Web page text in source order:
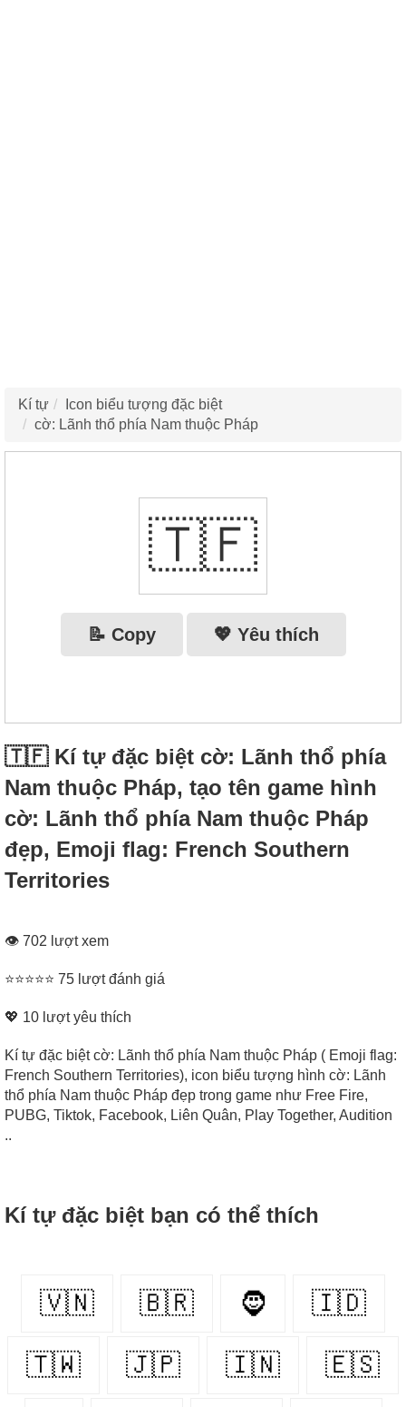
Kí tự
Icon biểu tượng đặc biệt
cờ: Lãnh thổ phía Nam thuộc Pháp
🇹🇫
📝 Copy 💖 Yêu thích
🇹🇫 Kí tự đặc biệt cờ: Lãnh thổ phía
Nam thuộc Pháp, tạo tên game hình
cờ: Lãnh thổ phía Nam thuộc Pháp
đẹp, Emoji flag: French Southern
Territories
👁 702 lượt xem
⭐⭐⭐⭐⭐ 75 lượt đánh giá
💖 10 lượt yêu thích
Kí tự đặc biệt cờ: Lãnh thổ phía Nam thuộc Pháp ( Emoji flag:
French Southern Territories), icon biểu tượng hình cờ: Lãnh
thổ phía Nam thuộc Pháp đẹp trong game như Free Fire,
PUBG, Tiktok, Facebook, Liên Quân, Play Together, Audition
..
Kí tự đặc biệt bạn có thể thích
🇻🇳 🇧🇷 🧔 🇮🇩
🇹🇼 🇯🇵 🇮🇳 🇪🇸